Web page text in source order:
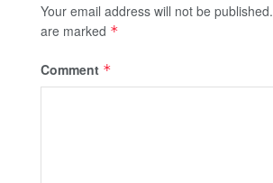
Your email address will not be published.
are marked *
Comment *